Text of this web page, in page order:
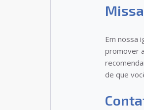
Em nossa
promover
de que